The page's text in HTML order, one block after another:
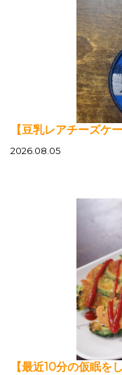
【豆乳レアチーズケ
2026.08.05
【最近10分の仮眠を